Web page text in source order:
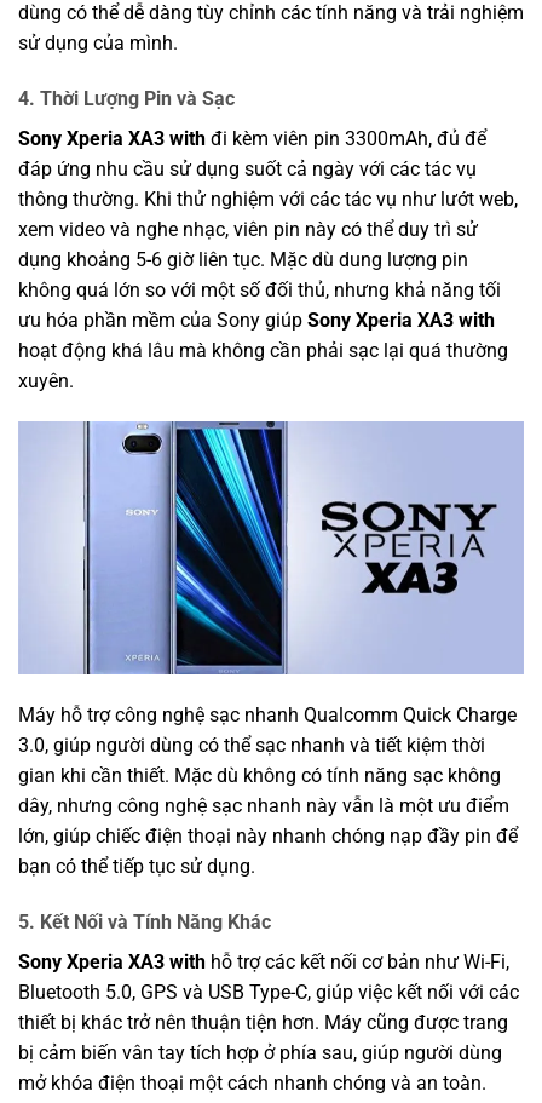
dùng có thể dễ dàng tùy chỉnh các tính năng và trải nghiệm
sử dụng của mình.
4. Thời Lượng Pin và Sạc
Sony Xperia XA3 with đi kèm viên pin 3300mAh, đủ để
đáp ứng nhu cầu sử dụng suốt cả ngày với các tác vụ
thông thường. Khi thử nghiệm với các tác vụ như lướt web,
xem video và nghe nhạc, viên pin này có thể duy trì sử
dụng khoảng 5-6 giờ liên tục. Mặc dù dung lượng pin
không quá lớn so với một số đối thủ, nhưng khả năng tối
ưu hóa phần mềm của Sony giúp Sony Xperia XA3 with
hoạt động khá lâu mà không cần phải sạc lại quá thường
xuyên.
Máy hỗ trợ công nghệ sạc nhanh Qualcomm Quick Charge
3.0, giúp người dùng có thể sạc nhanh và tiết kiệm thời
gian khi cần thiết. Mặc dù không có tính năng sạc không
dây, nhưng công nghệ sạc nhanh này vẫn là một ưu điểm
lớn, giúp chiếc điện thoại này nhanh chóng nạp đầy pin để
bạn có thể tiếp tục sử dụng.
5. Kết Nối và Tính Năng Khác
Sony Xperia XA3 with hỗ trợ các kết nối cơ bản như Wi-Fi,
Bluetooth 5.0, GPS và USB Type-C, giúp việc kết nối với các
thiết bị khác trở nên thuận tiện hơn. Máy cũng được trang
bị cảm biến vân tay tích hợp ở phía sau, giúp người dùng
mở khóa điện thoại một cách nhanh chóng và an toàn.